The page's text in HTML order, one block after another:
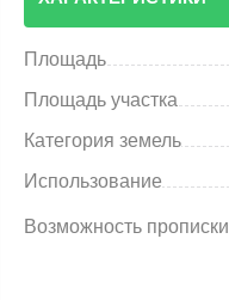
Площадь
Площадь участка
Категория земель
Использование
Возможность прописки